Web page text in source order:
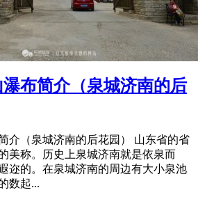
布简介（泉城济南的后
介（泉城济南的后花园） 山东省的省
美称。历史上泉城济南就是依泉而
迩的。在泉城济南的周边有大小泉池
数起...